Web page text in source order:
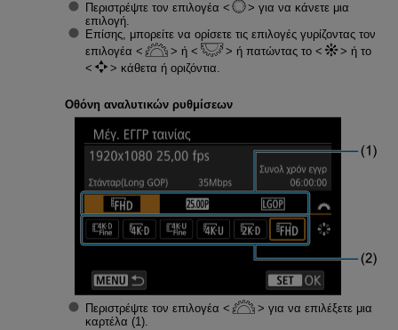
Περιστρέψτε τον επιλογέα
για να κάνετε μια
επιλογή.
Επίσης, μπορείτε να ορίσετε τις επιλογές γυρίζοντας τον
επιλογέα
ή ή πατώντας το
ή το
κάθετα ή οριζόντια.
Οθόνη αναλυτικών ρυθμίσεων
Περιστρέψτε τον επιλογέα
για να επιλέξετε μια
καρτέλα (1).